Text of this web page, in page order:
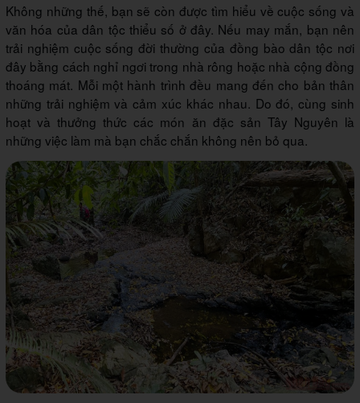
Không những thế, bạn sẽ còn được tìm hiểu về cuộc sống và
văn hóa của dân tộc thiểu số ở đây. Nếu may mắn, bạn nên
trải nghiệm cuộc sống đời thường của đồng bào dân tộc nơi
đây bằng cách nghỉ ngơi trong nhà rông hoặc nhà cộng đồng
thoáng mát. Mỗi một hành trình đều mang đến cho bản thân
những trải nghiệm và cảm xúc khác nhau. Do đó, cùng sinh
hoạt và thưởng thức các món ăn đặc sản Tây Nguyên là
những việc làm mà bạn chắc chắn không nên bỏ qua.